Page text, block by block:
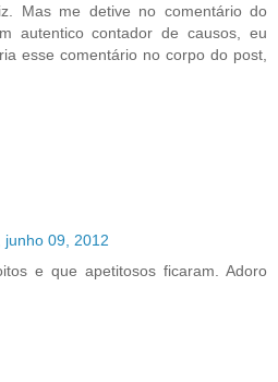
Mas me detive no comentário do
autentico contador de causos, eu
esse comentário no corpo do post,
junho 09, 2012
e que apetitosos ficaram. Adoro